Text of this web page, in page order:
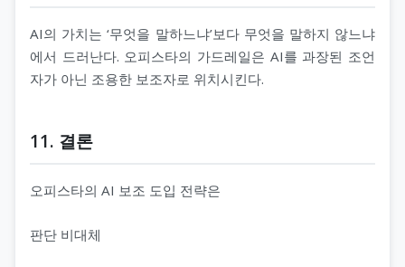
AI의 가치는 ‘무엇을 말하느냐’보다 무엇을 말하지 않느냐
에서 드러난다. 오피스타의 가드레일은 AI를 과장된 조언
자가 아닌 조용한 보조자로 위치시킨다.
11. 결론
오피스타의 AI 보조 도입 전략은
판단 비대체